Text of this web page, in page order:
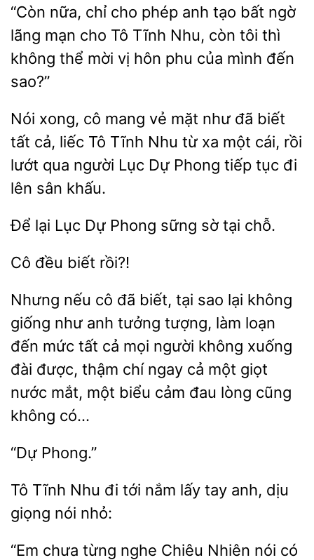
nữa, chỉ cho phép anh tạo bất ngờ
lãng mạn cho Tô
Nhu, còn tôi thì
không thể mời vị hôn phu
mình đến
sao?”
Nói xong, cô mang vẻ như
biết
tất cả, liếc Tô Tĩnh Nhu từ xa một cái, rồi
lướt qua người Lục Dự Phong tiếp
đi
lên sân khấu.
Để lại Lục Phong tại chỗ.
biết
Nhưng nếu cô đã biết, tại sao lại không
giống như anh tưởng tượng, làm
đến mức tất cả mọi người không xuống
đài được, thậm chí ngay cả
giọt
nước mắt, một biểu cảm đau lòng cũng
có…
Nhu đi tới
lấy tay anh, dịu
giọng nói nhỏ:
“Em
từng nghe Chiêu Nhiên nói có